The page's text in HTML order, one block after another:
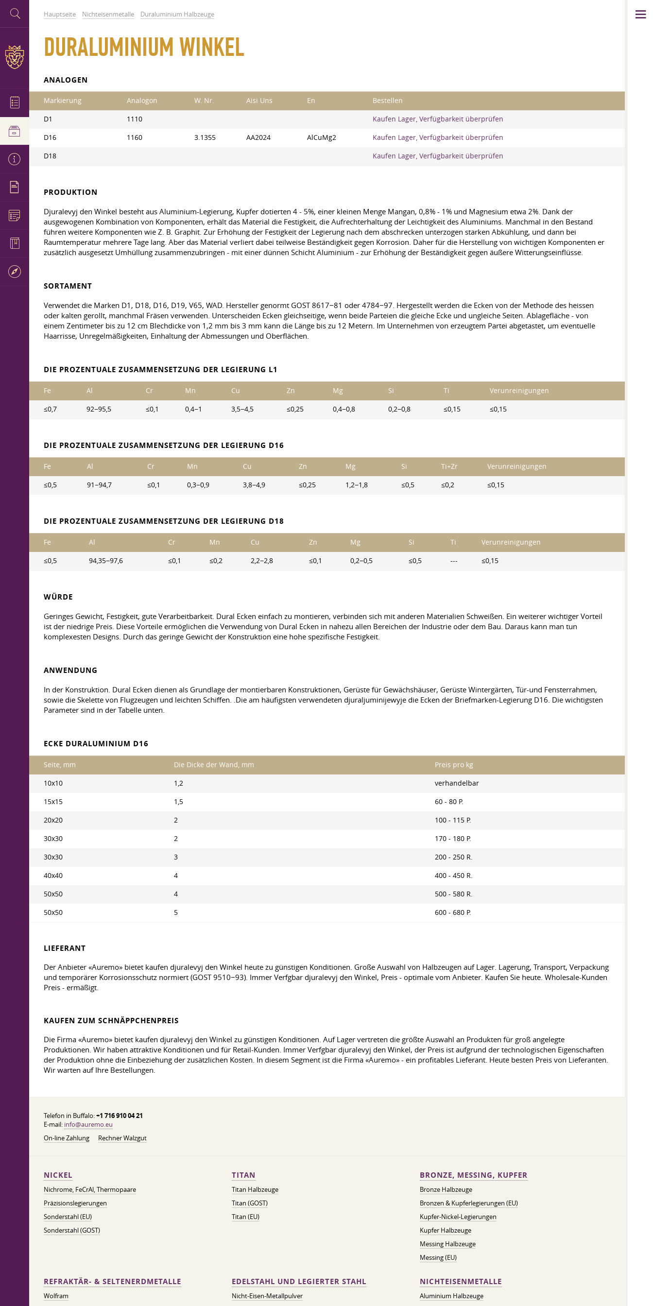
Hauptseite Nichteisenmetalle Duraluminium Halbzeuge
DURALUMINIUM WINKEL
ANALOGEN
Markierung Analogon W. Nr. Aisi Uns En Bestellen
D1 1110 Kaufen Lager, Verfügbarkeit überprüfen
D16 1160 3.1355 AA2024 AlCuMg2 Kaufen Lager, Verfügbarkeit überprüfen
D18 Kaufen Lager, Verfügbarkeit überprüfen
PRODUKTION
Djuralevyj den Winkel besteht aus Aluminium-Legierung, Kupfer dotierten 4 - 5%, einer kleinen Menge Mangan, 0,8% - 1% und Magnesium etwa 2%. Dank der
ausgewogenen Kombination von Komponenten, erhält das Material die Festigkeit, die Aufrechterhaltung der Leichtigkeit des Aluminiums. Manchmal in den Bestand
führen weitere Komponenten wie Z. B. Graphit. Zur Erhöhung der Festigkeit der Legierung nach dem abschrecken unterzogen starken Abkühlung, und dann bei
Raumtemperatur mehrere Tage lang. Aber das Material verliert dabei teilweise Beständigkeit gegen Korrosion. Daher für die Herstellung von wichtigen Komponenten er
zusätzlich ausgesetzt Umhüllung zusammenzubringen - mit einer dünnen Schicht Aluminium - zur Erhöhung der Beständigkeit gegen äußere Witterungseinflüsse.
SORTAMENT
Verwendet die Marken D1, D18, D16, D19, V65, WAD. Hersteller genormt GOST 8617−81 oder 4784−97. Hergestellt werden die Ecken von der Methode des heissen
oder kalten gerollt, manchmal Fräsen verwenden. Unterscheiden Ecken gleichseitige, wenn beide Parteien die gleiche Ecke und ungleiche Seiten. Ablagefläche - von
einem Zentimeter bis zu 12 cm Blechdicke von 1,2 mm bis 3 mm kann die Länge bis zu 12 Metern. Im Unternehmen von erzeugtem Partei abgetastet, um eventuelle
Haarrisse, Unregelmäßigkeiten, Einhaltung der Abmessungen und Oberflächen.
DIE PROZENTUALE ZUSAMMENSETZUNG DER LEGIERUNG L1
Fe Al Cr Mn Cu Zn Mg Si Ti Verunreinigungen
≤0,7 92−95,5 ≤0,1 0,4−1 3,5−4,5 ≤0,25 0,4−0,8 0,2−0,8 ≤0,15 ≤0,15
DIE PROZENTUALE ZUSAMMENSETZUNG DER LEGIERUNG D16
Fe Al Cr Mn Cu Zn Mg Si Ti+Zr Verunreinigungen
≤0,5 91−94,7 ≤0,1 0,3−0,9 3,8−4,9 ≤0,25 1,2−1,8 ≤0,5 ≤0,2 ≤0,15
DIE PROZENTUALE ZUSAMMENSETZUNG DER LEGIERUNG D18
Fe Al Cr Mn Cu Zn Mg Si Ti Verunreinigungen
≤0,5 94,35−97,6 ≤0,1 ≤0,2 2,2−2,8 ≤0,1 0,2−0,5 ≤0,5 --- ≤0,15
WÜRDE
Geringes Gewicht, Festigkeit, gute Verarbeitbarkeit. Dural Ecken einfach zu montieren, verbinden sich mit anderen Materialien Schweißen. Ein weiterer wichtiger Vorteil
ist der niedrige Preis. Diese Vorteile ermöglichen die Verwendung von Dural Ecken in nahezu allen Bereichen der Industrie oder dem Bau. Daraus kann man tun
komplexesten Designs. Durch das geringe Gewicht der Konstruktion eine hohe spezifische Festigkeit.
ANWENDUNG
In der Konstruktion. Dural Ecken dienen als Grundlage der montierbaren Konstruktionen, Gerüste für Gewächshäuser, Gerüste Wintergärten, Tür-und Fensterrahmen,
sowie die Skelette von Flugzeugen und leichten Schiffen. .Die am häufigsten verwendeten djuraljuminijewyje die Ecken der Briefmarken-Legierung D16. Die wichtigsten
Parameter sind in der Tabelle unten.
ECKE DURALUMINIUM D16
Seite, mm Die Dicke der Wand, mm Preis pro kg
10x10 1,2 verhandelbar
15x15 1,5 60 - 80 P.
20x20 2 100 - 115 P.
30x30 2 170 - 180 P.
30x30 3 200 - 250 R.
40x40 4 400 - 450 R.
50x50 4 500 - 580 R.
50x50 5 600 - 680 P.
LIEFERANT
Der Anbieter «Auremo» bietet kaufen djuralevyj den Winkel heute zu günstigen Konditionen. Große Auswahl von Halbzeugen auf Lager. Lagerung, Transport, Verpackung
und temporärer Korrosionsschutz normiert (GOST 9510−93). Immer Verfgbar djuralevyj den Winkel, Preis - optimale vom Anbieter. Kaufen Sie heute. Wholesale-Kunden
Preis - ermäßigt.
KAUFEN ZUM SCHNÄPPCHENPREIS
Die Firma «Auremo» bietet kaufen djuralevyj den Winkel zu günstigen Konditionen. Auf Lager vertreten die größte Auswahl an Produkten für groß angelegte
Produktionen. Wir haben attraktive Konditionen und für Retail-Kunden. Immer Verfgbar djuralevyj den Winkel, der Preis ist aufgrund der technologischen Eigenschaften
der Produktion ohne die Einbeziehung der zusätzlichen Kosten. In diesem Segment ist die Firma «Auremo» - ein profitables Lieferant. Heute besten Preis von Lieferanten.
Wir warten auf Ihre Bestellungen.
Telefon in Buffalo:+1 716 910 04 21
E-mail: info@auremo.eu
On-line Zahlung
Rechner Walzgut
NICKEL
Nichrome, FeСrAl, ​​Thermopaare
Präzisionslegierungen
Sonderstahl (EU)
Sonderstahl (GOST)
TITAN
Titan Halbzeuge
Titan (GOST)
Titan (EU)
BRONZE, MESSING, KUPFER
Bronze Halbzeuge
Bronzen & Kupferlegierungen (EU)
Kupfer-Nickel-Legierungen
Kupfer Halbzeuge
Messing Halbzeuge
Messing (EU)
REFRAKTÄR- & SELTENERDMETALLE
Wolfram
EDELSTAHL UND LEGIERTER STAHL
Nicht-Eisen-Metallpulver
NICHTEISENMETALLE
Aluminium Halbzeuge